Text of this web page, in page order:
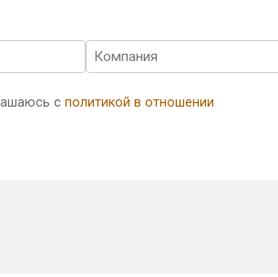
сполитикой в отношении